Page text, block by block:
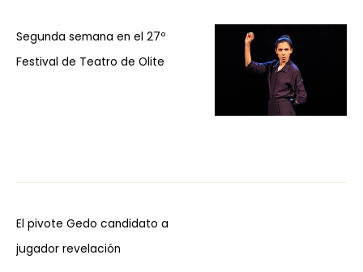
Segunda semana en el 27º
Festival de Teatro de Olite
El pivote Gedo candidato a
jugador revelación